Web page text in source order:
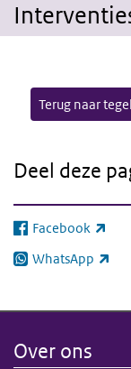
Terug naar
Deel deze
Facebook
(externe link)
WhatsApp
(externe link)
Over ons